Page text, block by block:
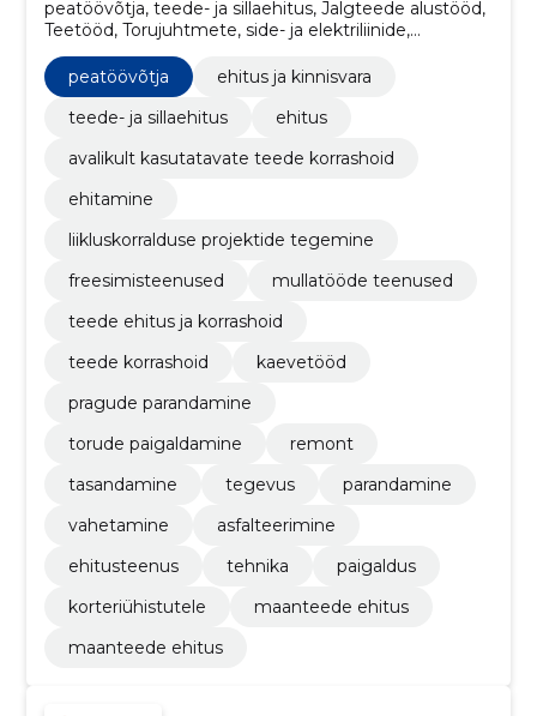
peatöövõtja, teede- ja sillaehitus, Jalgteede alustööd,
Teetööd, Torujuhtmete, side- ja elektriliinide,
maanteede, teede, lennuväljade ja raudteede
ehitustööd; pinnakattetööd, Pinnakattetööd,
Kõrvalmaanteede ehitustööd, Tänavate alustööd,
Teeremonditööd, Teedevalgustuse paigaldamine
peatöövõtja
ehitus ja kinnisvara
teede- ja sillaehitus
ehitus
avalikult kasutatavate teede korrashoid
ehitamine
liikluskorralduse projektide tegemine
freesimisteenused
mullatööde teenused
teede ehitus ja korrashoid
teede korrashoid
kaevetööd
pragude parandamine
torude paigaldamine
remont
tasandamine
tegevus
parandamine
vahetamine
asfalteerimine
ehitusteenus
tehnika
paigaldus
korteriühistutele
maanteede ehitus
maanteede ehitus